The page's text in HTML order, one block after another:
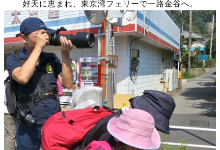
好天に恵まれ、東京湾フェリーで一路金谷へ。